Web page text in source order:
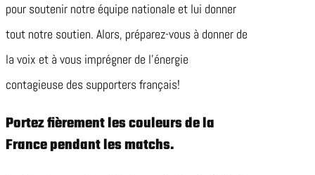
pour soutenir notre équipe nationale et lui donner
tout notre soutien. Alors, préparez-vous à donner de
la voix et à vous imprégner de l’énergie
contagieuse des supporters français!
Portez fièrement les couleurs de la
France pendant les matchs.